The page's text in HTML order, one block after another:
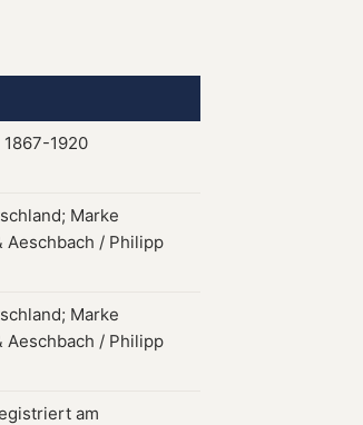
1920
Marke
Aeschbach / Philipp
Marke
Aeschbach / Philipp
am